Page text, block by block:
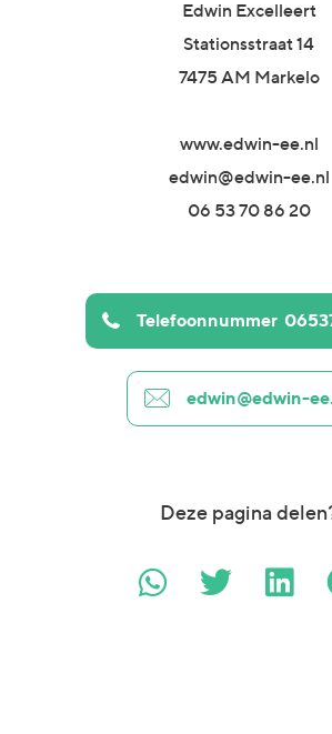
Edwin Excelleert
Stationsstraat 14
7475 AM Markelo
www.edwin-ee.nl
edwin@edwin-ee.nl
06 53 70 86 20
Telefoonnummer
edwin@edwin-
Deze pagina